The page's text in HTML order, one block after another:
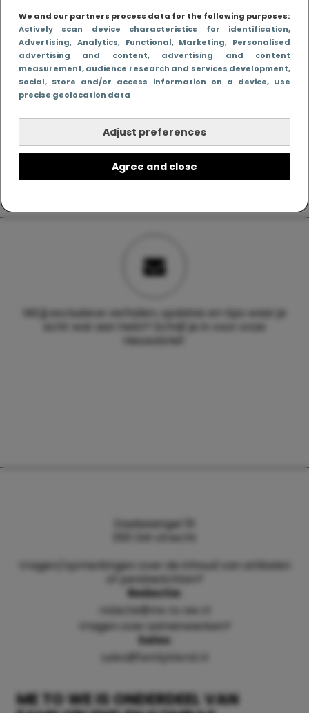
We and our partners process data for the following purposes:
Actively scan device characteristics for identification,
Advertising, Analytics, Functional, Marketing, Personalised
advertising and content, advertising and content
measurement, audience research and services development,
Social, Store and/or access information on a device, Use
precise geolocation data
Adjust preferences
Agree and close
Wil jij exclusieve verhalen, updates en tips waar je
echt wat aan hebt? Schrijf je in voor onze
nieuwsbrief.
ME TO WE IS ONDERDEEL VAN
Daalsesingel 51
3511 SW Utrecht
Vragen/opmerkingen over de inhoud van artikelen
of persberichten?
Redactie:
redactie@me-to-we.nl
Vragen over samenwerken?
Sales:
sales@familyblend.nl